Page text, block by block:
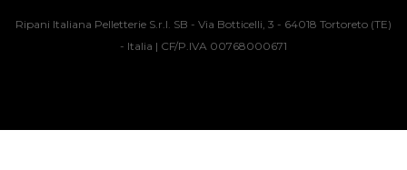
Ripani Italiana Pelletterie S.r.l. SB - Via Botticelli, 3 - 64018 Tortoreto (TE)
- Italia | CF/P.IVA 00768000671